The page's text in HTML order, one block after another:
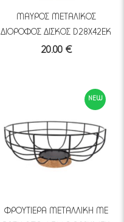
ΜΑΥΡΟΣ ΜΕΤΑΛΙΚΟΣ
ΔΙΟΡΟΦΟΣ ΔΙΣΚΟΣ D28X42EK
20.00 €
NEW
ΦΡΟΥΤΙΕΡΑ ΜΕΤΑΛΛΙΚΗ ΜΕ